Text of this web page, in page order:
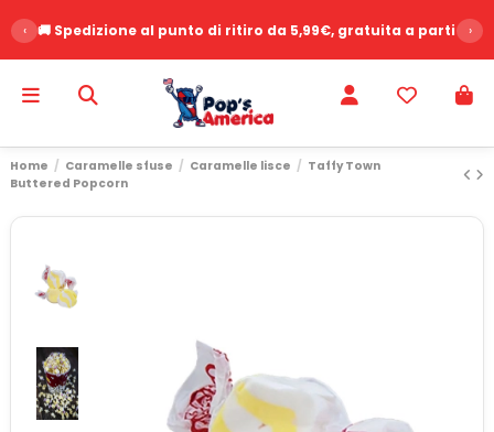
‹ 🚚 Spedizione al punto di ritiro da 5,99€, gratuita a partire›
Home Caramelle sfuse Caramelle lisce
Taffy Town
Buttered Popcorn